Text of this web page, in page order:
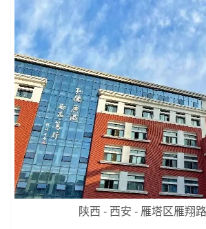
陕西 - 西安 - 雁塔区雁翔